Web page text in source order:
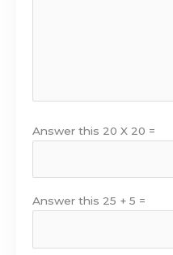
Answer this 20 X 20 =
Answer this 25 + 5 =